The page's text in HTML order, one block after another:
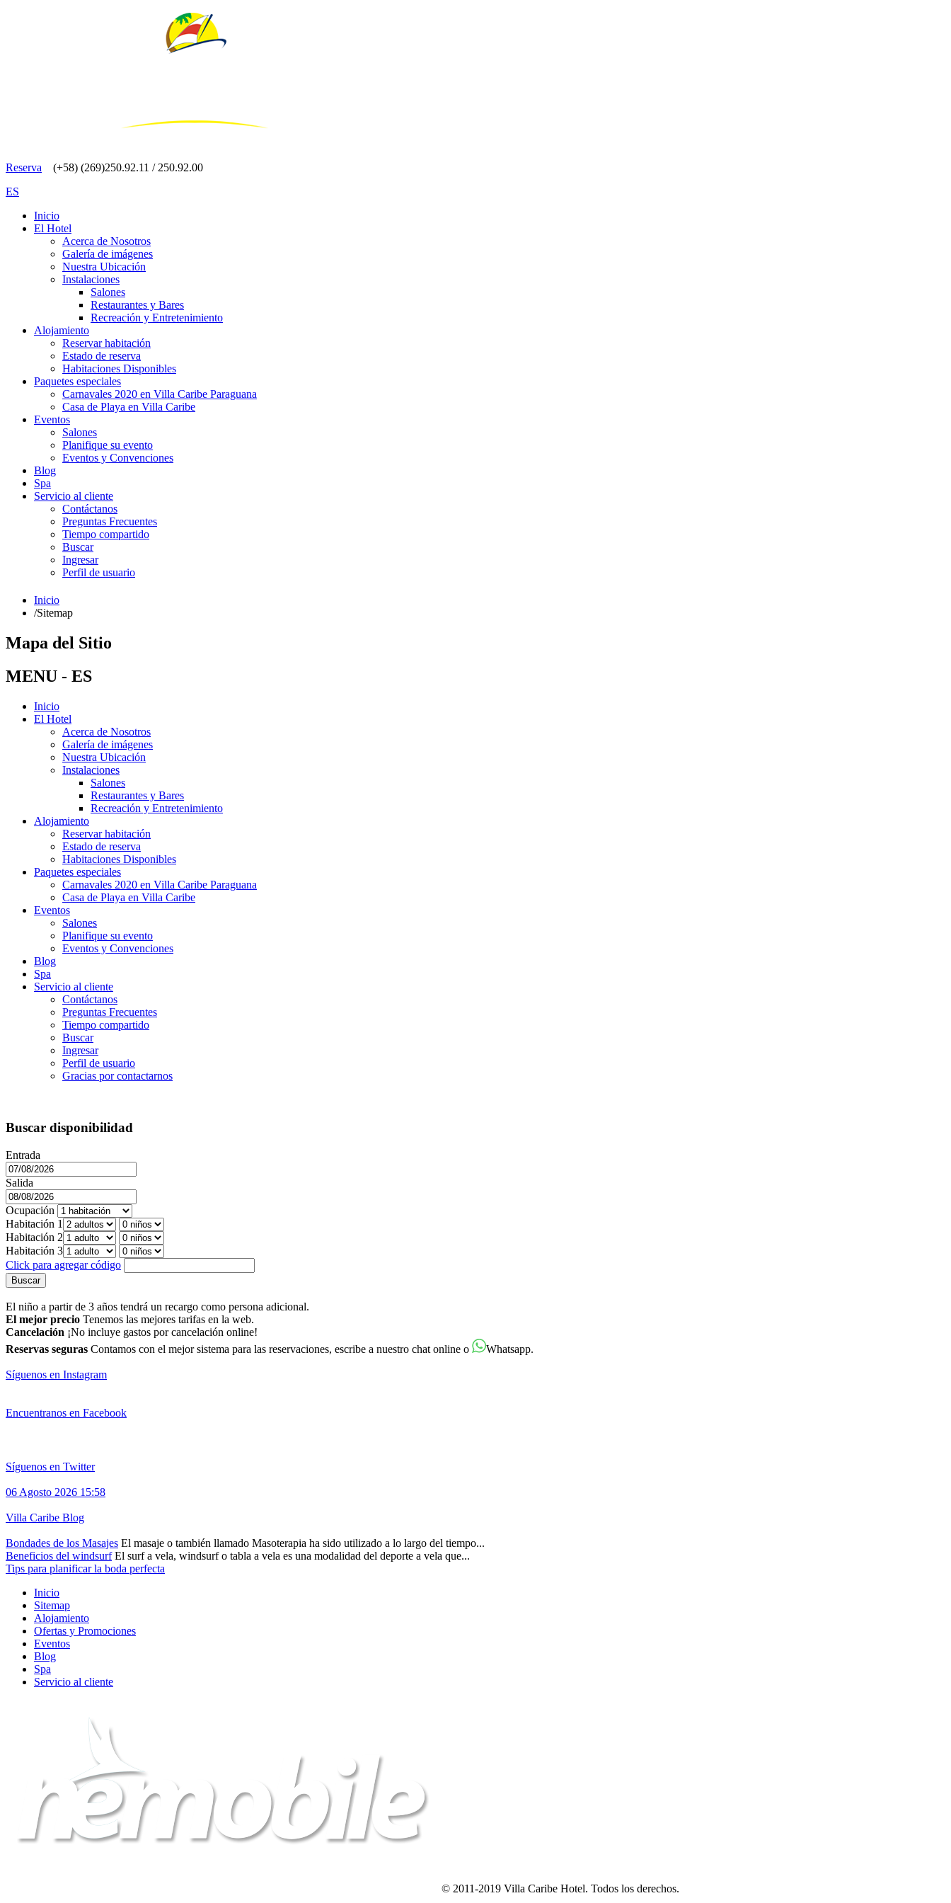
Reserva
(+58) (269)250.92.11 / 250.92.00
ES
Inicio
El Hotel
Acerca de Nosotros
Galería de imágenes
Nuestra Ubicación
Instalaciones
Salones
Restaurantes y Bares
Recreación y Entretenimiento
Alojamiento
Reservar habitación
Estado de reserva
Habitaciones Disponibles
Paquetes especiales
Carnavales 2020 en Villa Caribe Paraguana
Casa de Playa en Villa Caribe
Eventos
Salones
Planifique su evento
Eventos y Convenciones
Blog
Spa
Servicio al cliente
Contáctanos
Preguntas Frecuentes
Tiempo compartido
Buscar
Ingresar
Perfil de usuario
Inicio
/Sitemap
Mapa del Sitio
MENU - ES
Inicio
El Hotel
Acerca de Nosotros
Galería de imágenes
Nuestra Ubicación
Instalaciones
Salones
Restaurantes y Bares
Recreación y Entretenimiento
Alojamiento
Reservar habitación
Estado de reserva
Habitaciones Disponibles
Paquetes especiales
Carnavales 2020 en Villa Caribe Paraguana
Casa de Playa en Villa Caribe
Eventos
Salones
Planifique su evento
Eventos y Convenciones
Blog
Spa
Servicio al cliente
Contáctanos
Preguntas Frecuentes
Tiempo compartido
Buscar
Ingresar
Perfil de usuario
Gracias por contactarnos
Buscar disponibilidad
Entrada
Salida
Ocupación
Habitación 1
Habitación 2
Habitación 3
Click para agregar código
Buscar
El niño a partir de 3 años tendrá un recargo como persona adicional.
El mejor precio Tenemos las mejores tarifas en la web.
Cancelación ¡No incluye gastos por cancelación online!
Reservas seguras Contamos con el mejor sistema para las reservaciones, escribe a nuestro chat online o Whatsapp.
Síguenos en Instagram
Encuentranos en Facebook
Síguenos en Twitter
06 Agosto 2026 15:58
Villa Caribe Blog
Bondades de los Masajes El masaje o también llamado Masoterapia ha sido utilizado a lo largo del tiempo...
Beneficios del windsurf El surf a vela, windsurf o tabla a vela es una modalidad del deporte a vela que...
Tips para planificar la boda perfecta
Inicio
Sitemap
Alojamiento
Ofertas y Promociones
Eventos
Blog
Spa
Servicio al cliente
© 2011-2019 Villa Caribe Hotel. Todos los derechos.